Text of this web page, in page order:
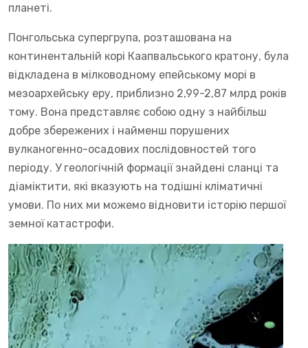
планеті.
Понгольська супергрупа, розташована на
континентальній корі Каапвальського кратону, була
відкладена в мілководному епейському морі в
мезоархейську еру, приблизно 2,99-2,87 млрд років
тому. Вона представляє собою одну з найбільш
добре збережених і найменш порушених
вулканогенно-осадових послідовностей того
періоду. У геологічній формації знайдені сланці та
діаміктити, які вказують на тодішні кліматичні
умови. По них ми можемо відновити історію першої
земної катастрофи.